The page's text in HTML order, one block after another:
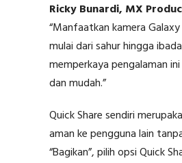
Ricky Bunardi, MX
“Manfaatkan kamera
mulai dari sahur hingga
memperkaya pengalaman
dan mudah.”
Quick Share sendiri
aman ke pengguna lain
“Bagikan”, pilih opsi Quick